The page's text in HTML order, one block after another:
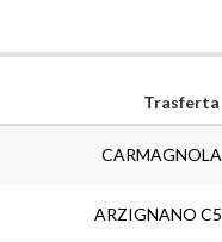
Trasferta
CARMAGNOLA
ARZIGNANO C5